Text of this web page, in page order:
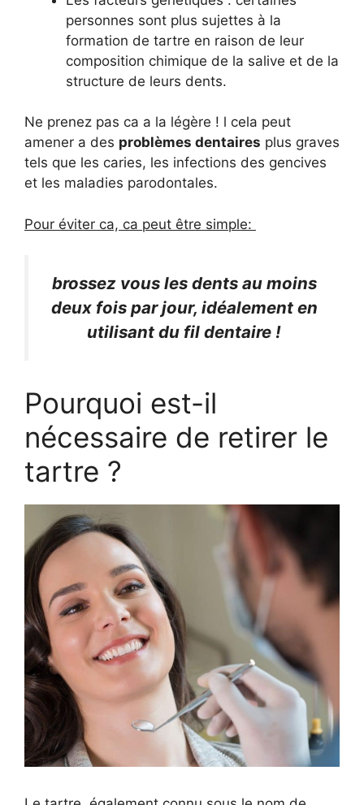
personnes sont plus sujettes à la
formation de tartre en raison de leur
composition chimique de la salive et de la
structure de leurs dents.
Ne prenez pas ca a la légère ! l cela peut
amener a des problèmes dentaires plus graves
tels que les caries, les infections des gencives
et les maladies parodontales.
Pour éviter ca, ca peut être simple:
brossez vous les dents au moins
deux fois par jour, idéalement en
utilisant du fil dentaire !
Pourquoi est-il
nécessaire de retirer le
tartre ?